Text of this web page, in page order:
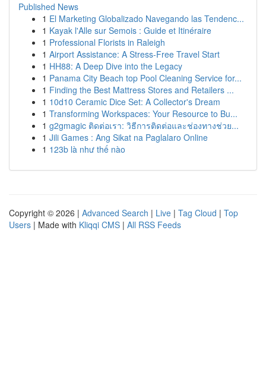
Published News
1 El Marketing Globalizado Navegando las Tendenc...
1 Kayak l'Alle sur Semois : Guide et Itinéraire
1 Professional Florists in Raleigh
1 Airport Assistance: A Stress-Free Travel Start
1 HH88: A Deep Dive into the Legacy
1 Panama City Beach top Pool Cleaning Service for...
1 Finding the Best Mattress Stores and Retailers ...
1 10d10 Ceramic Dice Set: A Collector's Dream
1 Transforming Workspaces: Your Resource to Bu...
1 g2gmagic ติดต่อเรา: วิธีการติดต่อและช่องทางช่วย...
1 Jili Games : Ang Sikat na Paglalaro Online
1 123b là như thế nào
Copyright © 2026 | Advanced Search | Live | Tag Cloud | Top
Users | Made with Kliqqi CMS | All RSS Feeds